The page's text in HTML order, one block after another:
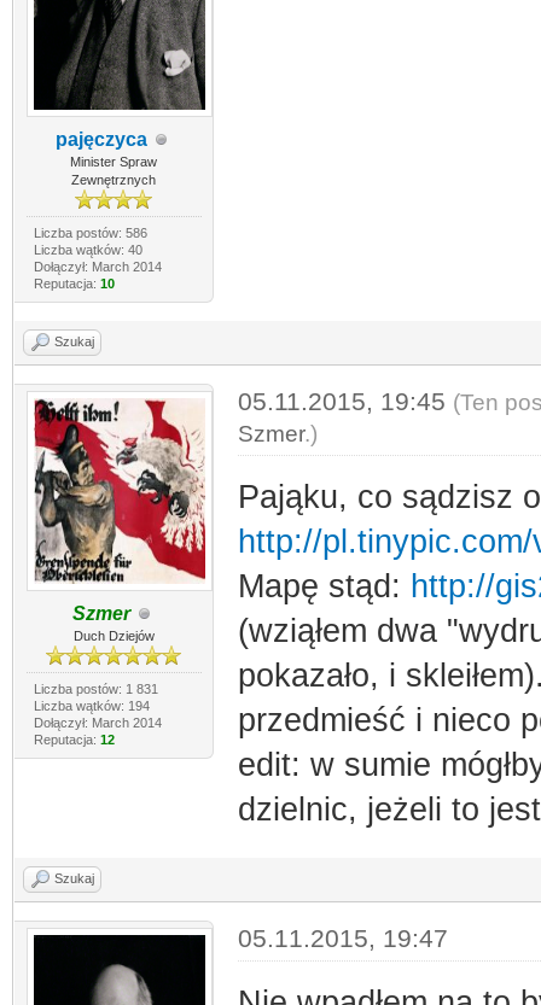
pajęczyca
Minister Spraw
Zewnętrznych
Liczba postów: 586
Liczba wątków: 40
Dołączył: March 2014
Reputacja: 10
Szukaj
Szmer
Duch Dziejów
Liczba postów: 1 831
Liczba wątków: 194
Dołączył: March 2014
Reputacja: 12
05.11.2015, 19:45 (Ten
Szmer.)
Pająku, co sądzisz
http://
Mapę stąd: http://
(wziąłem dwa
pokazało, i
przedmieść i nieco
edit: w sumie
dzielnic, jeżeli to
Szukaj
05.11.2015, 19:47